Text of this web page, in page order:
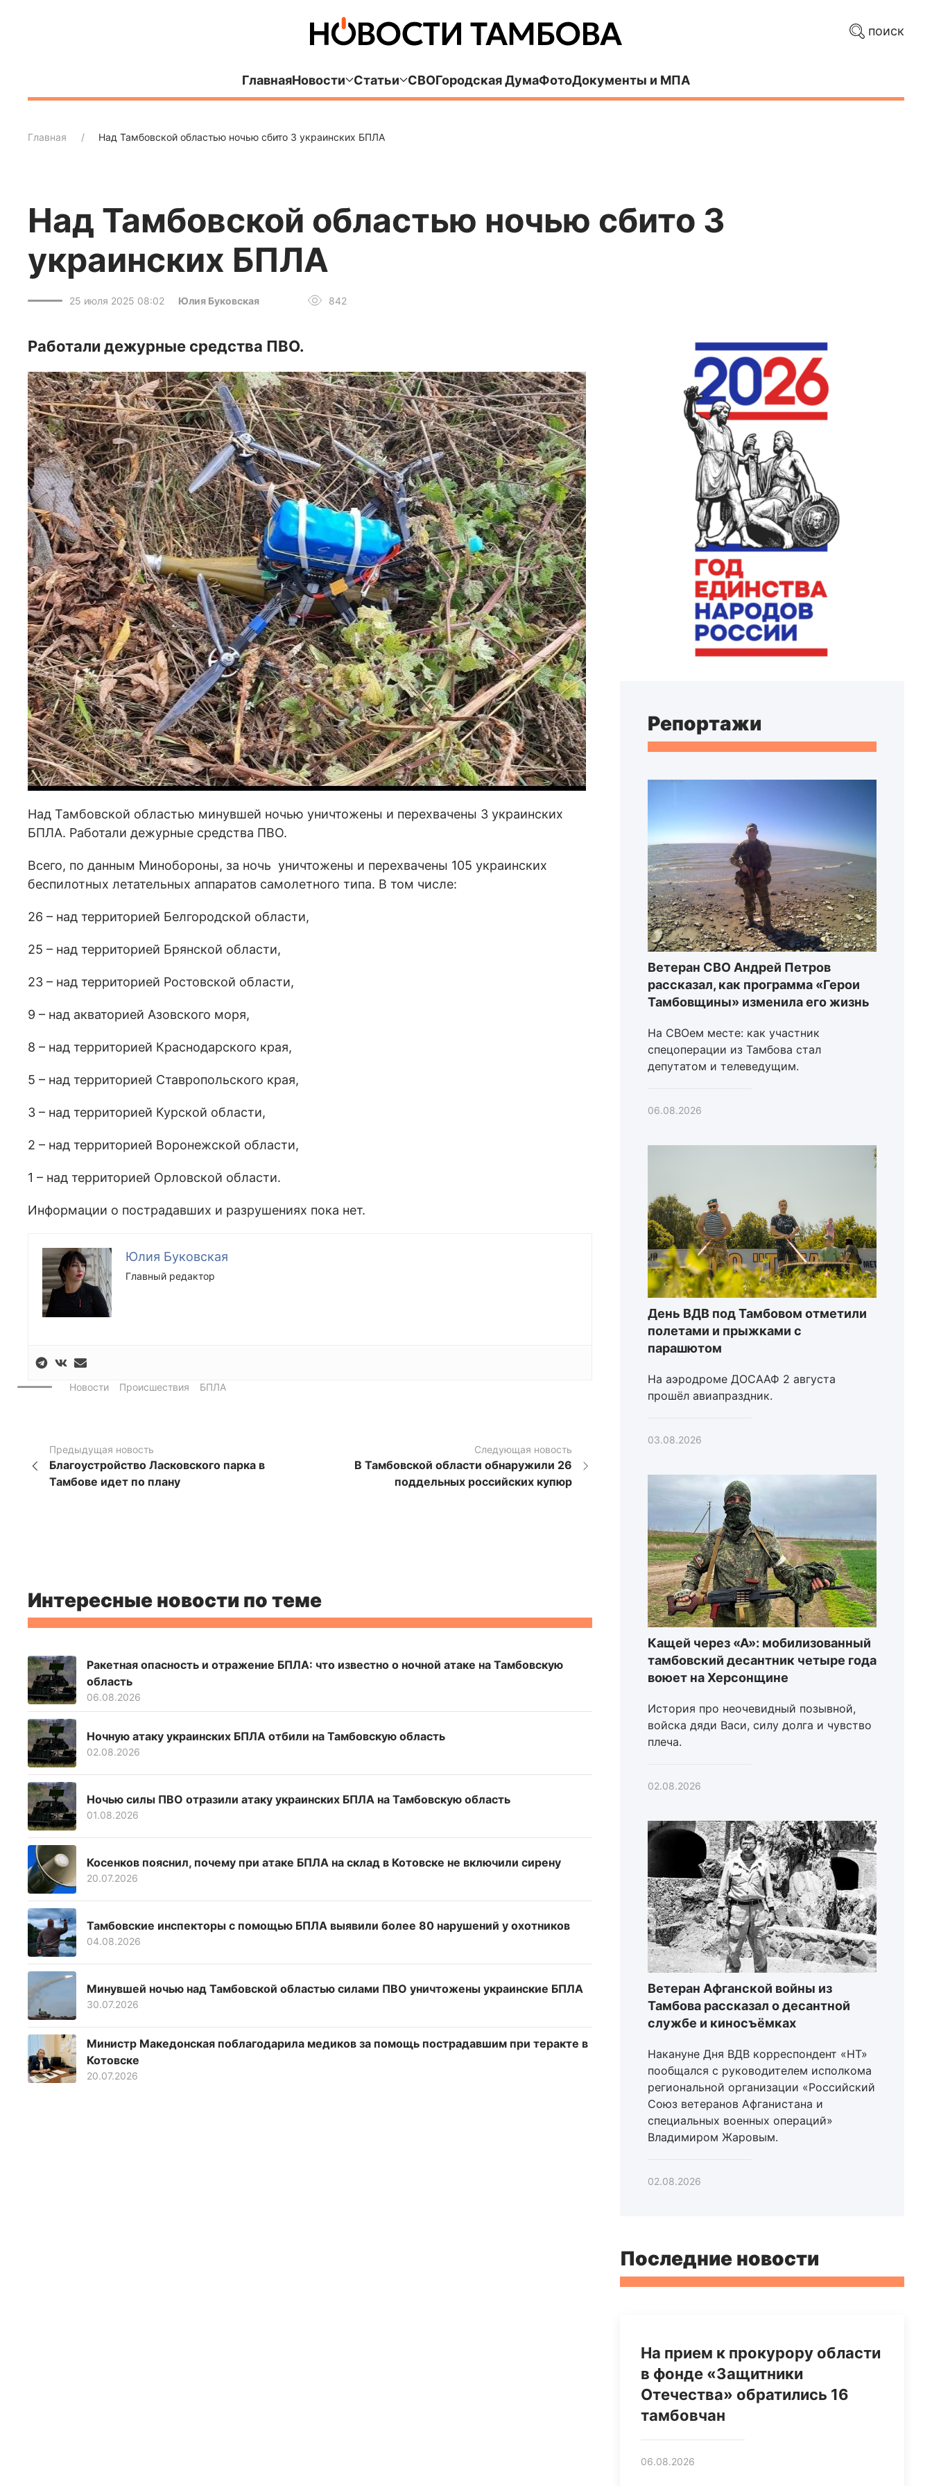
поиск
ГлавнаяНовости Статьи СВОГородская ДумаФотоДокументы и МПА
Главная Над Тамбовской областью ночью сбито 3 украинских БПЛА
Над Тамбовской областью ночью сбито 3
украинских БПЛА
25 июля 2025 08:02 Юлия Буковская 842
Работали дежурные средства ПВО.
Над Тамбовской областью минувшей ночью уничтожены и перехвачены 3 украинских
БПЛА. Работали дежурные средства ПВО.
Всего, по данным Минобороны, за ночь уничтожены и перехвачены 105 украинских
беспилотных летательных аппаратов самолетного типа. В том числе:
26 – над территорией Белгородской области,
25 – над территорией Брянской области,
23 – над территорией Ростовской области,
9 – над акваторией Азовского моря,
8 – над территорией Краснодарского края,
5 – над территорией Ставропольского края,
3 – над территорией Курской области,
2 – над территорией Воронежской области,
1 – над территорией Орловской области.
Информации о пострадавших и разрушениях пока нет.
Юлия Буковская
Главный редактор
Новости Происшествия БПЛА
Предыдущая новость
Благоустройство Ласковского парка в
Тамбове идет по плану
Следующая новость
В Тамбовской области обнаружили 26
поддельных российских купюр
Интересные новости по теме
Ракетная опасность и отражение БПЛА: что известно о ночной атаке на Тамбовскую
область
06.08.2026
Ночную атаку украинских БПЛА отбили на Тамбовскую область
02.08.2026
Ночью силы ПВО отразили атаку украинских БПЛА на Тамбовскую область
01.08.2026
Косенков пояснил, почему при атаке БПЛА на склад в Котовске не включили сирену
20.07.2026
Тамбовские инспекторы с помощью БПЛА выявили более 80 нарушений у охотников
04.08.2026
Минувшей ночью над Тамбовской областью силами ПВО уничтожены украинские БПЛА
30.07.2026
Министр Македонская поблагодарила медиков за помощь пострадавшим при теракте в
Котовске
20.07.2026
Репортажи
Ветеран СВО Андрей Петров
рассказал, как программа «Герои
Тамбовщины» изменила его жизнь
На СВОем месте: как участник
спецоперации из Тамбова стал
депутатом и телеведущим.
06.08.2026
День ВДВ под Тамбовом отметили
полетами и прыжками с
парашютом
На аэродроме ДОСААФ 2 августа
прошёл авиапраздник.
03.08.2026
Кащей через «А»: мобилизованный
тамбовский десантник четыре года
воюет на Херсонщине
История про неочевидный позывной,
войска дяди Васи, силу долга и чувство
плеча.
02.08.2026
Ветеран Афганской войны из
Тамбова рассказал о десантной
службе и киносъёмках
Накануне Дня ВДВ корреспондент «НТ»
пообщался с руководителем исполкома
региональной организации «Российский
Союз ветеранов Афганистана и
специальных военных операций»
Владимиром Жаровым.
02.08.2026
Последние новости
На прием к прокурору области
в фонде «Защитники
Отечества» обратились 16
тамбовчан
06.08.2026